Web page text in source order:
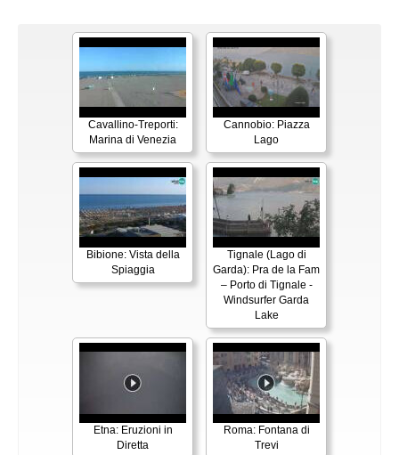
Cavallino-Treporti:
Marina di Venezia
Cannobio: Piazza
Lago
Bibione: Vista della
Spiaggia
Tignale (Lago di
Garda): Pra de la Fam
– Porto di Tignale -
Windsurfer Garda
Lake
Etna: Eruzioni in
Diretta
Roma: Fontana di
Trevi